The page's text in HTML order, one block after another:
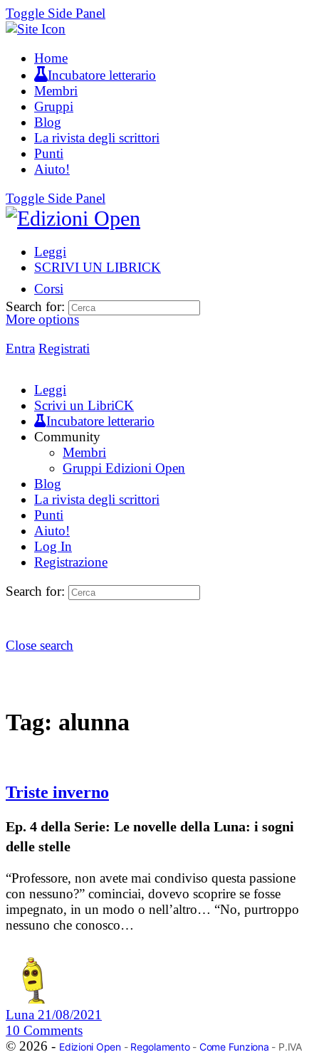
Toggle Side Panel
Home
Incubatore letterario
Membri
Gruppi
Blog
La rivista degli scrittori
Punti
Aiuto!
Toggle Side Panel
Leggi
SCRIVI UN LIBRICK
Corsi
More options
Entra Registrati
Search for:
Leggi
Scrivi un LibriCK
Incubatore letterario
Community
Membri
Gruppi Edizioni Open
Blog
La rivista degli scrittori
Punti
Aiuto!
Log In
Registrazione
Search for:
Close search
Tag: alunna
Triste inverno
Ep. 4 della Serie: Le novelle della Luna: i sogni
delle stelle
“Professore, non avete mai condiviso questa passione
con nessuno?” cominciai, dovevo scoprire se fosse
impegnato, in un modo o nell’altro… “No, purtroppo
nessuno che conosco…
Luna 21/08/2021
10 Comments
© 2026 - Edizioni Open- Regolamento- Come Funziona - P.IVA